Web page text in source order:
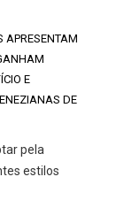
APRESENTAM
E
DE
pela
estilos